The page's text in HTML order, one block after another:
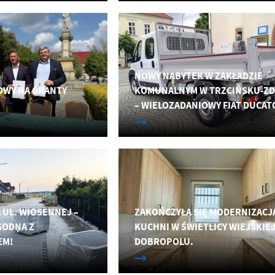
NA GRANTY
NOWY NABYTEK W ZAKŁADZIE
KOMUNALNYM W TRZCIŃSKU-
– WIELOZADANIOWY FIAT
UL. WIOSENNEJ –
Z
ZAKOŃCZYŁA SIĘ
KUCHNI W ŚWIETLICY
DOBROPOLU.